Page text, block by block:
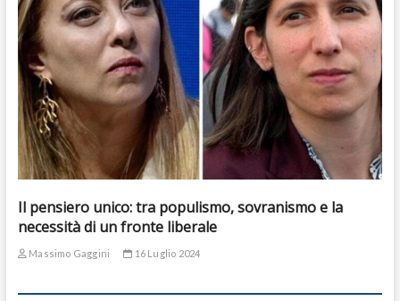
Il pensiero unico: tra populismo, sovranismo e la
necessità di un fronte liberale
Massimo Gaggini 16 Luglio 2024